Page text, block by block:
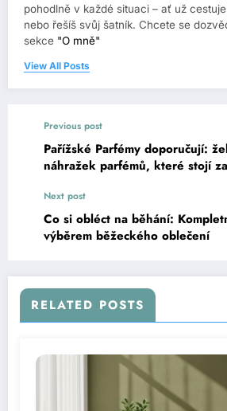
pohodlně v každé situaci – ať už
nebo řešíš svůj šatník. Chcete se
sekce "O mně"
View All Posts
Previous post
Pařížské Parfémy doporučují:
náhražek parfémů, které stojí
Next post
Co si obléct na běhání:
výběrem běžeckého oblečení
RELATED POSTS